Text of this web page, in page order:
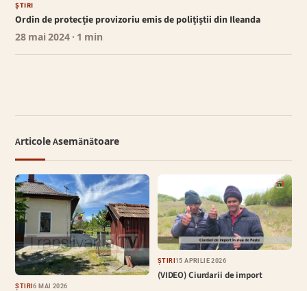
ȘTIRI
Ordin de protecție provizoriu emis de polițiștii din Ileanda
28 mai 2024 · 1 min
Articole Asemănătoare
ȘTIRI6 MAI 2026
ȘTIRI15 APRILIE 2026
(VIDEO) Ciurdarii de import